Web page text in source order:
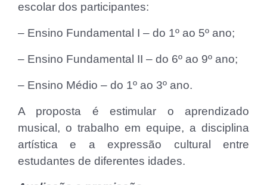
escolar dos participantes:
– Ensino Fundamental I – do 1º ao 5º ano;
– Ensino Fundamental II – do 6º ao 9º ano;
– Ensino Médio – do 1º ao 3º ano.
A proposta é estimular o aprendizado
musical, o trabalho em equipe, a disciplina
artística e a expressão cultural entre
estudantes de diferentes idades.